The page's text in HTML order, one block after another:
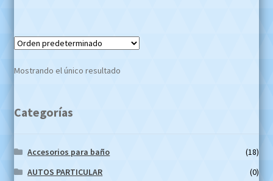
Mostrando el único resultado
Categorías
Accesorios para baño
(18)
AUTOS PARTICULAR
(0)